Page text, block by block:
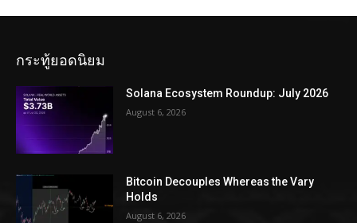
กระทู้ยอดนิยม
Solana Ecosystem Roundup: July 2026
August 6, 2026
Bitcoin Decouples Whereas the Vary
Holds
August 6, 2026